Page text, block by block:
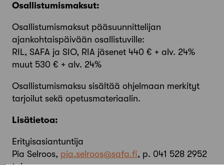
Osallistumismaksut:
Osallistumismaksut pääsuunnittelijan
ajankohtaispäivään osallistuville:
RIL, SAFA ja SIO, RIA jäsenet 440 € + alv. 24%
muut 530 € + alv. 24%
Osallistumismaksu sisältää ohjelmaan merkityt
tarjoilut sekä opetusmateriaalin.
Lisätietoa:
Erityisasiantuntija
Pia Selroos, pia.selroos@safa.fi, p. 041 528 2952